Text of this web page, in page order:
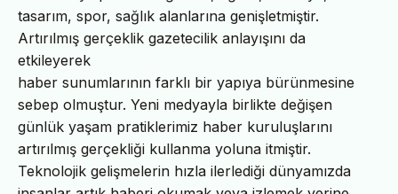
tasarım, spor, sağlık alanlarına genişletmiştir.
Artırılmış gerçeklik gazetecilik anlayışını da
etkileyerek
haber sunumlarının farklı bir yapıya bürünmesine
sebep olmuştur. Yeni medyayla birlikte değişen
günlük yaşam pratiklerimiz haber kuruluşlarını
artırılmış gerçekliği kullanma yoluna itmiştir.
Teknolojik gelişmelerin hızla ilerlediği dünyamızda